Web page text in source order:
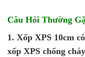
Câu Hỏi Thường
1. Xốp XPS 10cm
xốp XPS chống